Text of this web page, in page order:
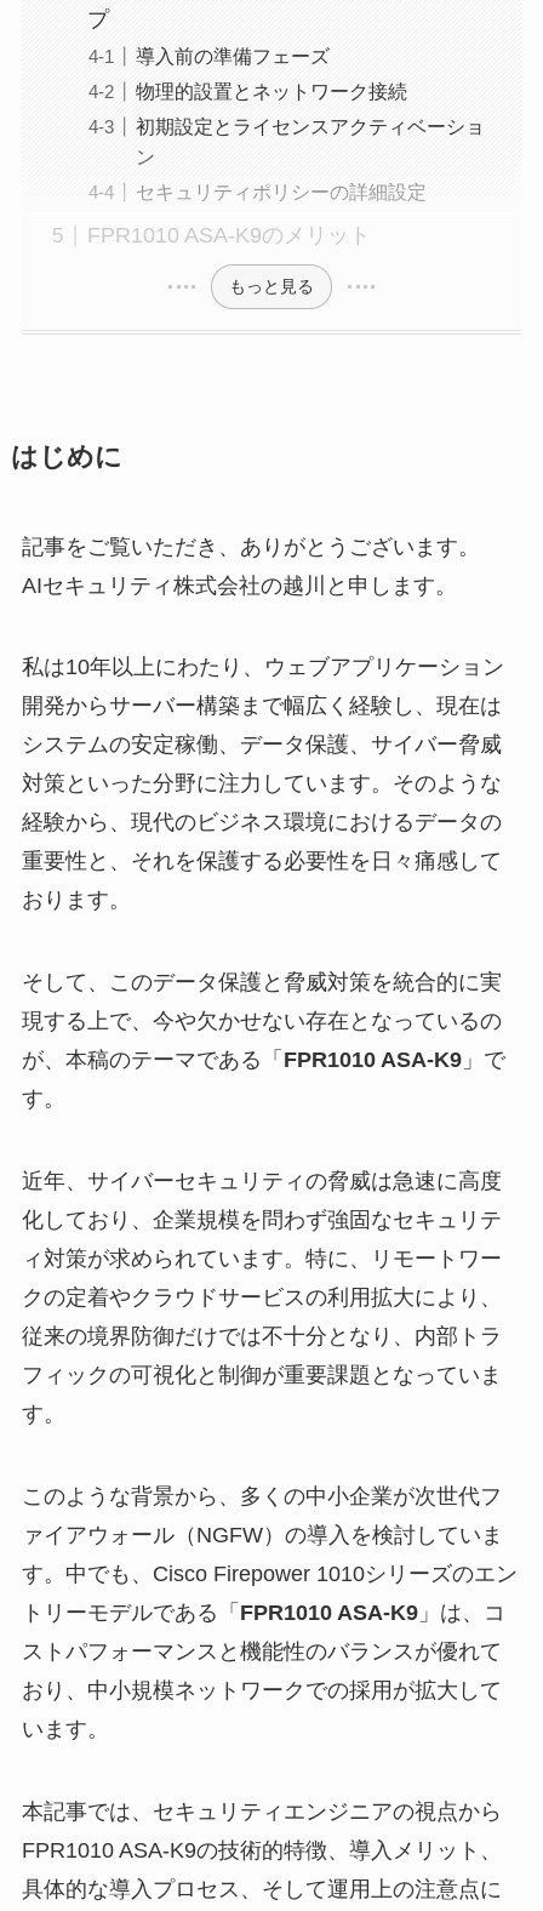
プ
導入前の準備フェーズ
物理的設置とネットワーク接続
初期設定とライセンスアクティベーショ
ン
セキュリティポリシーの詳細設定
FPR1010 ASA-K9のメリット
もっと見る
はじめに
記事をご覧いただき、ありがとうございます。
AIセキュリティ株式会社の越川と申します。
私は10年以上にわたり、ウェブアプリケーション
開発からサーバー構築まで幅広く経験し、現在は
システムの安定稼働、データ保護、サイバー脅威
対策といった分野に注力しています。そのような
経験から、現代のビジネス環境におけるデータの
重要性と、それを保護する必要性を日々痛感して
おります。
そして、このデータ保護と脅威対策を統合的に実
現する上で、今や欠かせない存在となっているの
が、本稿のテーマである「 FPR1010 ASA-K9」で
す。
近年、サイバーセキュリティの脅威は急速に高度
化しており、企業規模を問わず強固なセキュリテ
ィ対策が求められています。特に、リモートワー
クの定着やクラウドサービスの利用拡大により、
従来の境界防御だけでは不十分となり、内部トラ
フィックの可視化と制御が重要課題となっていま
す。
このような背景から、多くの中小企業が次世代フ
ァイアウォール（NGFW）の導入を検討していま
す。中でも、Cisco Firepower 1010シリーズのエン
トリーモデルである「 FPR1010 ASA-K9」は、コ
ストパフォーマンスと機能性のバランスが優れて
おり、中小規模ネットワークでの採用が拡大して
います。
本記事では、セキュリティエンジニアの視点から
FPR1010 ASA-K9の技術的特徴、導入メリット、
具体的な導入プロセス、そして運用上の注意点に